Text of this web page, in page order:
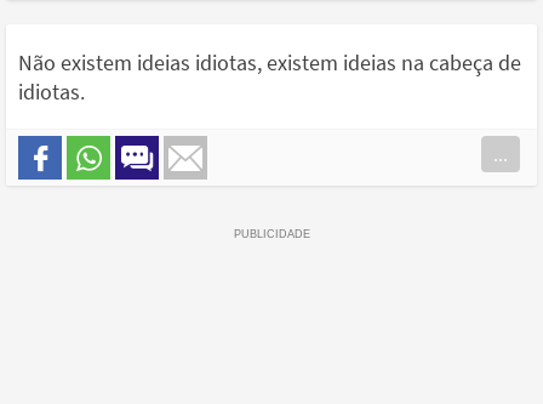
Não existem ideias idiotas, existem ideias na cabeça de
idiotas.
...